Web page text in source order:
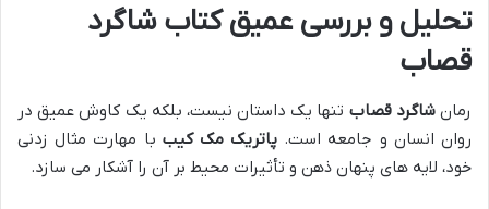
تحلیل و بررسی عمیق کتاب شاگرد
قصاب
رمانشاگرد قصاب تنها یک داستان نیست، بلکه یک کاوش عمیق در
روان انسان و جامعه است. پاتریک مک کیب با مهارت مثال زدنی
خود، لایه های پنهان ذهن و تأثیرات محیط بر آن را آشکار می سازد.